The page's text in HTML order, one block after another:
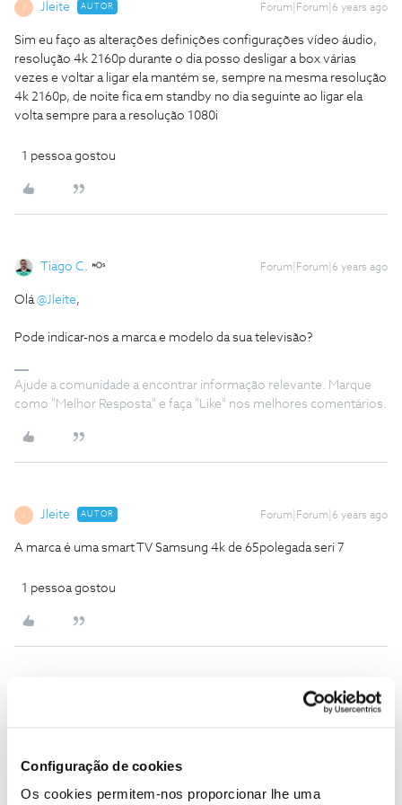
Configuração de cookies
Os cookies permitem-nos proporcionar lhe uma
Jleite AUTOR Forum|Forum|6 years ago
Sim eu faço as alterações definições configurações vídeo áudio,
resolução 4k 2160p durante o dia posso desligar a box várias
vezes e voltar a ligar ela mantém se, sempre na mesma resolução
4k 2160p, de noite fica em standby no dia seguinte ao ligar ela
volta sempre para a resolução 1080i
1 pessoa gostou
Tiago C. Forum|Forum|6 years ago
Olá@Jleite,
Pode indicar-nos a marca e modelo da sua televisão?
Ajude a comunidade a encontrar informação relevante. Marque
como "Melhor Resposta" e faça "Like" nos melhores comentários.
Jleite AUTOR Forum|Forum|6 years ago
A marca é uma smart TV Samsung 4k de 65polegada seri 7
1 pessoa gostou
Forum|Forum|6 years ago
superado ganha-se força para seguir em frente. Respeito por